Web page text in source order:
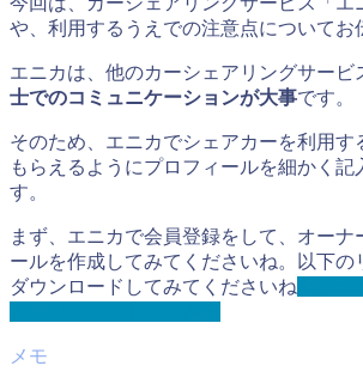
や、利用するうえでの注意点についてお
エニカは、他のカーシェアリングサービ
士でのコミュニケーションが大事です。
そのため、エニカでシェアカーを利用す
もらえるようにプロフィールを細かく記
す。
まず、エニカで会員登録をして、オーナ
ールを作成してみてくださいね。以下の
ダウンロードしてみてくださいね